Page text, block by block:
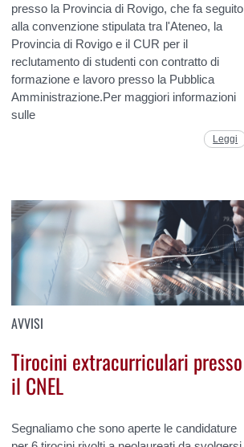
presso la Provincia di Rovigo, che fa seguito
alla convenzione stipulata tra l'Ateneo, la
Provincia di Rovigo e il CUR per il
reclutamento di studenti con contratto di
formazione e lavoro presso la Pubblica
Amministrazione.Per maggiori informazioni
sulle
Leggi
AVVISI
Tirocini extracurriculari presso
il CNEL
Segnaliamo che sono aperte le candidature